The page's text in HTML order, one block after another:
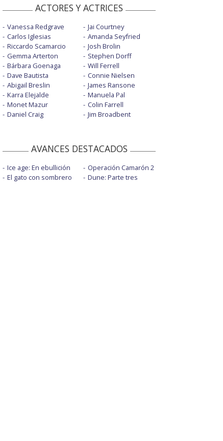
ACTORES Y ACTRICES
Vanessa Redgrave
Carlos Iglesias
Riccardo Scamarcio
Gemma Arterton
Bárbara Goenaga
Dave Bautista
Abigail Breslin
Karra Elejalde
Monet Mazur
Daniel Craig
Jai Courtney
Amanda Seyfried
Josh Brolin
Stephen Dorff
Will Ferrell
Connie Nielsen
James Ransone
Manuela Pal
Colin Farrell
Jim Broadbent
AVANCES DESTACADOS
Ice age: En ebullición
El gato con sombrero
Operación Camarón 2
Dune: Parte tres